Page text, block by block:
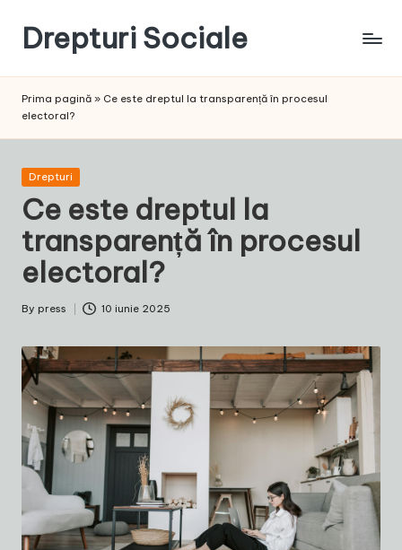
content
Drepturi Sociale
Sociale:
Schimbarea
Noastră!
Prima pagină » Ce este dreptul la transparență în procesul
electoral?
Posted
Drepturi
Ce este dreptul la
transparență în procesul
electoral?
Posted
By press 10 iunie 2025